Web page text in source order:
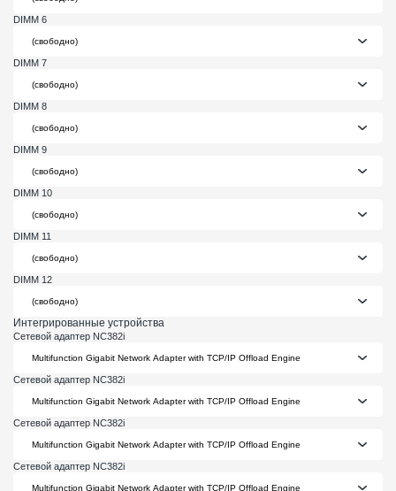
DIMM 6
DIMM 7
DIMM 8
DIMM 9
DIMM 10
DIMM 11
DIMM 12
Интегрированные устройства
Сетевой адаптер NC382i
Сетевой адаптер NC382i
Сетевой адаптер NC382i
Сетевой адаптер NC382i